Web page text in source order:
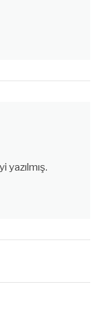
yazılmış.